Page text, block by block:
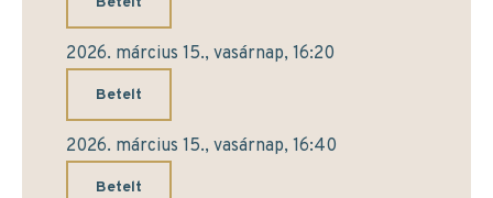
2026. március 15., vasárnap, 16:20
Betelt
2026. március 15., vasárnap, 16:40
Betelt